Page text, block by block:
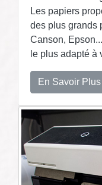
Les papiers
des plus grands
Canson,
le plus adapté à
En Savoir